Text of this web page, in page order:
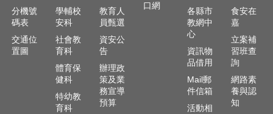
中
心
服
務
分機號
碼表
交通位
置圖
學輔校
安科
社會教
育科
體育保
健科
特幼教
育科
教育人
員甄選
資安公
告
辦理政
策及業
務宣導
預算
口網
各縣市
教網中
心
資訊物
品借用
Mail郵
件信箱
活動相
食安在
嘉
立案補
習班查
詢
網路素
養與認
知